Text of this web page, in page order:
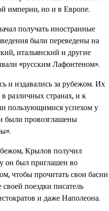
империи, но и в Европе.
получать иностранные
были переведены на
итальянский и другие
«русским Лафонтеном».
и издавались за рубежом. Их
различных странах, и к
пользующимися успехом у
были провозглашены
Крылов получил
он был приглашен во
чтобы прочитать свои басни
поездки писатель
и даже Наполеона.